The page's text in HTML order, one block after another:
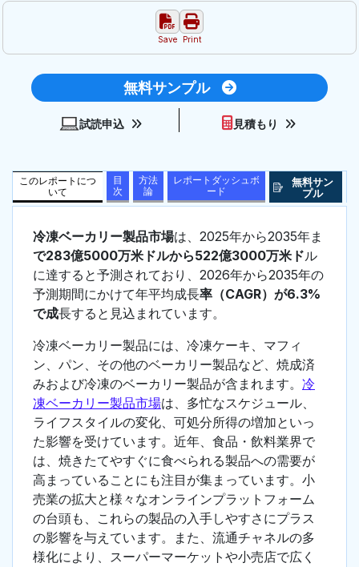
Save Print
無料サンプル
試読申込 見積もり
このレポートにつ
いて
目
次
方法
論
レポートダッシュボ
ード
無料サン
プル
冷凍ベーカリー製品市場は、2025年から2035年ま
で283億5000万米ドルから522億3000万米ドル
に達すると予測されており、2026年から2035年の
予測期間にかけて年平均成長率（CAGR）が6.3%
で成長すると見込まれています。
冷凍ベーカリー製品には、冷凍ケーキ、マフィ
ン、パン、その他のベーカリー製品など、焼成済
みおよび冷凍のベーカリー製品が含まれます。 冷
凍ベーカリー製品市場は、多忙なスケジュール、
ライフスタイルの変化、可処分所得の増加といっ
た影響を受けています。近年、食品・飲料業界で
は、焼きたてやすぐに食べられる製品への需要が
高まっていることにも注目が集まっています。小
売業の拡大と様々なオンラインプラットフォーム
の台頭も、これらの製品の入手しやすさにプラス
の影響を与えています。また、流通チャネルの多
様化により、スーパーマーケットや小売店で広く